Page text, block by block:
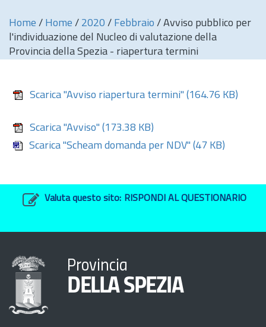
Home / Home / 2020 / Febbraio / Avviso pubblico per
l'individuazione del Nucleo di valutazione della
Provincia della Spezia - riapertura termini
Scarica "Avviso riapertura termini" (164.76 KB)
Scarica "Avviso" (173.38 KB)
Scarica "Scheam domanda per NDV" (47 KB)
Valuta questo sito: RISPONDI AL QUESTIONARIO
Provincia
DELLA SPEZIA